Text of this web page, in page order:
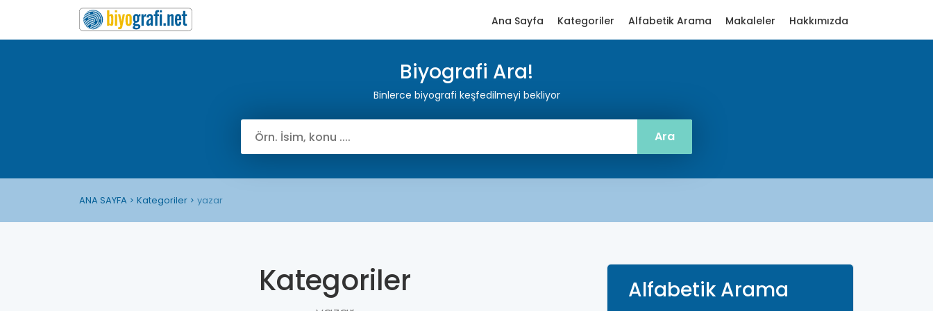
Ana Sayfa Kategoriler Alfabetik Arama Makaleler Hakkımızda
Biyografi Ara!
Binlerce biyografi keşfedilmeyi bekliyor
ANA SAYFA Kategoriler yazar
Kategoriler Alfabetik Arama